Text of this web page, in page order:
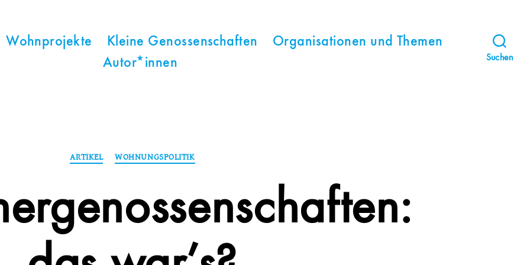
Wohnprojekte Kleine Genossenschaften
Organisationen und Themen
Autor*innen
Suchen
Kategorien
ARTIKEL WOHNUNGSPOLITIK